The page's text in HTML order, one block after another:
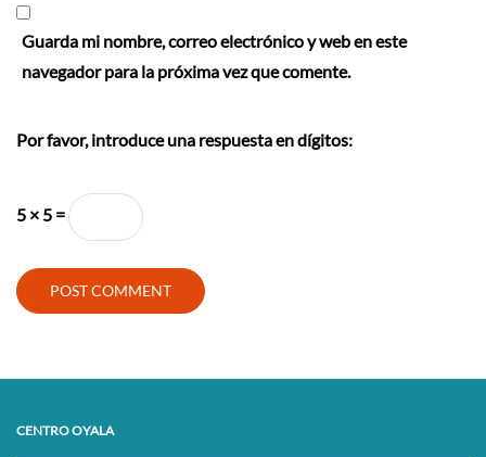
Guarda mi nombre, correo electrónico y web en este
navegador para la próxima vez que comente.
Por favor, introduce una respuesta en dígitos:
5 × 5 =
CENTRO OYALA